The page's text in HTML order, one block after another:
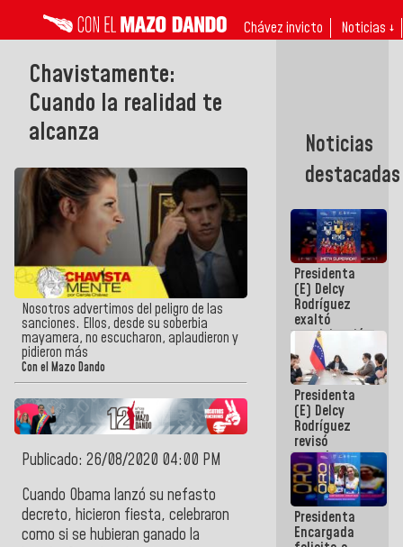
Chávez invicto Noticias ↓
Chavistamente:
Cuando la realidad te
alcanza
Nosotros advertimos del peligro de las
sanciones. Ellos, desde su soberbia
mayamera, no escucharon, aplaudieron y
pidieron más
Con el Mazo Dando
Publicado: 26/08/2020 04:00 PM
Cuando Obama lanzó su nefasto
decreto, hicieron fiesta, celebraron
como si se hubieran ganado la
Noticias
destacadas
Presidenta
(E) Delcy
Rodríguez
exaltó
participación
de
Venezuela
en Juegos
Centroamericanos
y del Caribe
2026
Presidenta
(E) Delcy
Rodríguez
revisó
agenda
económica y
ejecución de
fondos de
emergencia
post-sismos
Presidenta
Encargada